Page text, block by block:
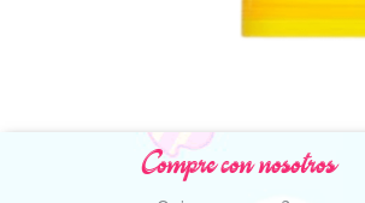
Compre con nosotros